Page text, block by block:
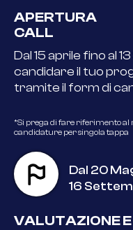
APERTURA
CALL
Dal 15 aprile fino al
candidare il tuo
tramite il form di
*Si prega di fare riferimento al
candidature per singola tappa
Dal 20
16
VALUTAZIONE